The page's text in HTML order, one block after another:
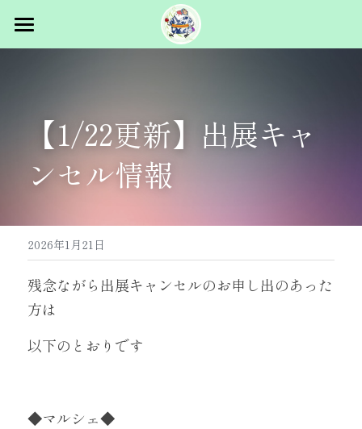
トップ
イベント概要
主催者挨拶
スタッフ募集
出展者向け
パフォーマンス出展
2025.5.31 vol.1 in浅草
2026.1.24 vol.2 浜松町
コラム
お問合せ
【1/22更新】出展キャ
ンセル情報
2026年1月21日
残念ながら出展キャンセルのお申し出のあった
方は
以下のとおりです
◆マルシェ◆